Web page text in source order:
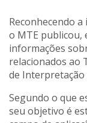
Reconhecendo
o MTE publicou,
informações
relacionados ao
de Interpretação
Segundo o que
seu objetivo é